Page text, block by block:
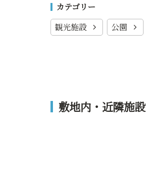
カテゴリー
観光施設
公園
敷地内・近隣施設